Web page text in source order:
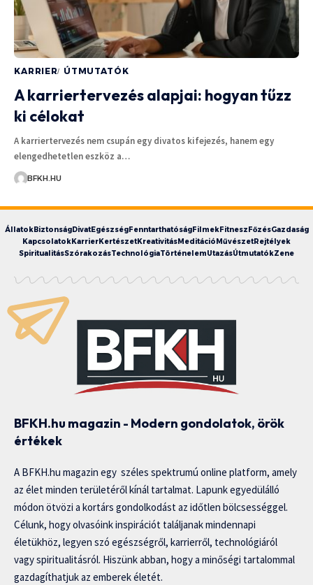
KARRIER ÚTMUTATÓK
A karriertervezés alapjai: hogyan tűzz
ki célokat
A karriertervezés nem csupán egy divatos kifejezés, hanem egy
elengedhetetlen eszköz a…
BFKH.HU
ÁllatokBiztonságDivatEgészségFenntarthatóságFilmekFitnesz FőzésGazdaság
KapcsolatokKarrierKertészetKreativitásMeditáció MűvészetRejtélyek
SpiritualitásSzórakozásTechnológiaTörténelemUtazásÚtmutatókZene
BFKH.hu magazin - Modern gondolatok, örök
értékek
A BFKH.hu magazin egy széles spektrumú online platform, amely
az élet minden területéről kínál tartalmat. Lapunk egyedülálló
módon ötvözi a kortárs gondolkodást az időtlen bölcsességgel.
Célunk, hogy olvasóink inspirációt találjanak mindennapi
életükhöz, legyen szó egészségről, karrierről, technológiáról
vagy spiritualitásról. Hiszünk abban, hogy a minőségi tartalommal
gazdagíthatjuk az emberek életét.